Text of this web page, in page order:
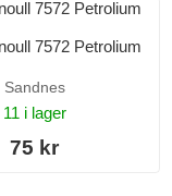
7572 Petrolium
Sandnes
11 i lager
75 kr